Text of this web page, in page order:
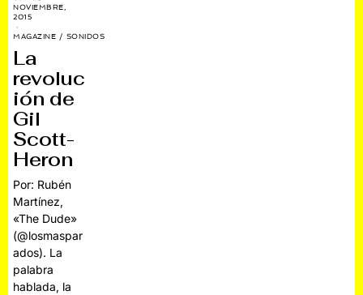
NOVIEMBRE,
2015
MAGAZINE / SONIDOS
La
revoluc
ión de
Gil
Scott-
Heron
Por: Rubén
Martínez,
«The Dude»
(@losmaspar
ados). La
palabra
hablada, la